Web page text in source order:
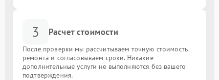
3 Расчет стоимости
После проверки мы рассчитываем точную стоимость
ремонта и согласовываем сроки. Никакие
дополнительные услуги не выполняются без вашего
подтверждения.